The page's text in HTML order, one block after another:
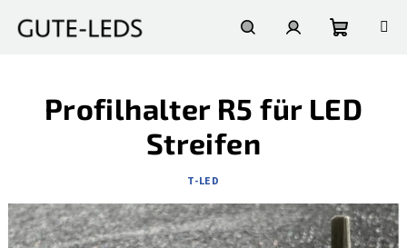
Inhalt
Profilhalter R5 für LED
Streifen
T-LED